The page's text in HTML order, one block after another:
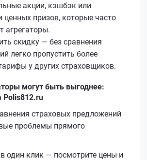
акции, кэшбэк или
призов, которые часто
агрегаторы.
скидку — без сравнения
легко пропустить более
у других страховщиков.
могут быть выгоднее:
Polis812.ru
страховых предложений
проблемы прямого
один клик — посмотрите цены и